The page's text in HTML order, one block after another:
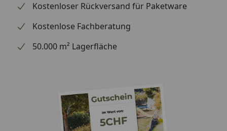
Kostenloser Rückversand für Paketware
Kostenlose Fachberatung
50.000 m² Lagerfläche